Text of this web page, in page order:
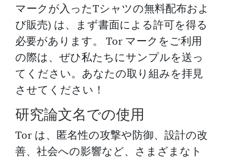
マークが入ったTシャツの無料配布およ
び販売) は、まず書面による許可を得る
必要があります。 Tor マークをご利用
の際は、ぜひ私たちにサンプルを送っ
てください。あなたの取り組みを拝見
させてください！
研究論文名での使用
Tor は、匿名性の攻撃や防御、設計の改
善、社会への影響など、さまざまなト